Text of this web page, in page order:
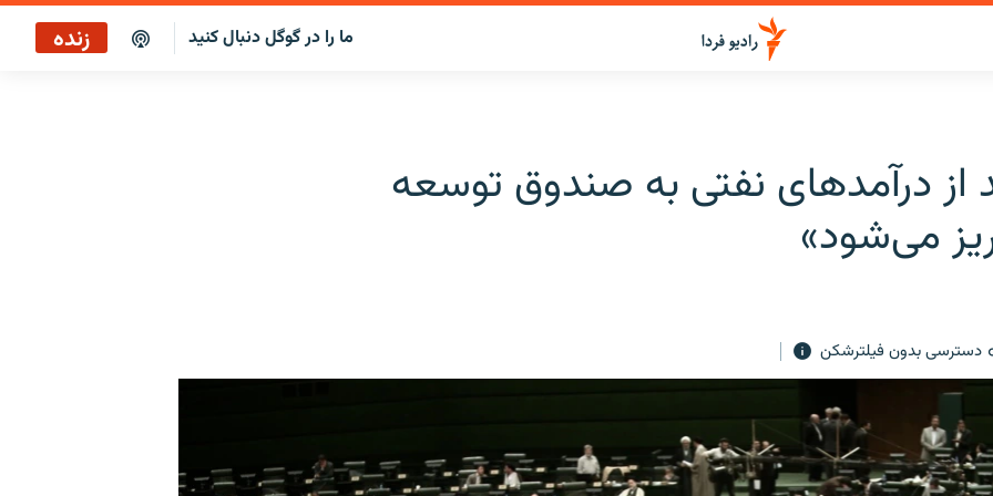
ما را در گوگل دنبال کنید زنده
از درآمدهای نفتی به صندوق توسعه
می‌شود»
دسترسی بدون فیلترشکن